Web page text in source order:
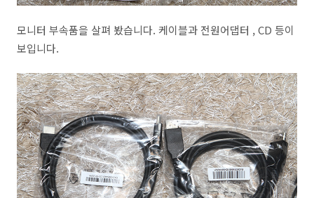
모니터 부속품을 살펴 봤습니다. 케이블과 전원어댑터 , CD 등이
보입니다.